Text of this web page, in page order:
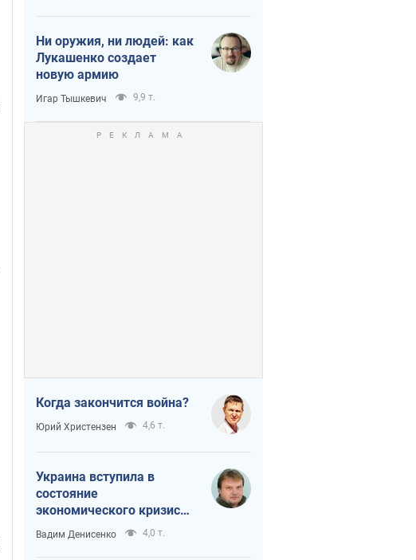
Ни оружия, ни людей: как
Лукашенко создает
новую армию
Игар Тышкевич 9,9 т.
Когда закончится война?
Юрий Христензен 4,6 т.
Украина вступила в
состояние
экономического кризиса.
Есть ли свет в конце
туннеля?
Вадим Денисенко 4,0 т.